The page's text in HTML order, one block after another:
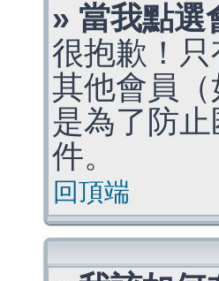
» 當我點選
很抱歉！
其他會員
是為了防
件。
回頂端